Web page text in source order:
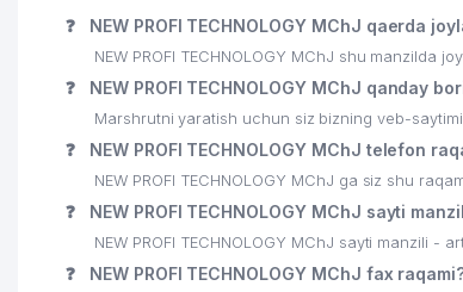
❓ NEW PROFI TECHNOLOGY MChJ qaerda
NEW PROFI TECHNOLOGY MChJ shu manzilda
❓ NEW PROFI TECHNOLOGY MChJ qanday
Marshrutni yaratish uchun siz bizning veb-
❓ NEW PROFI TECHNOLOGY MChJ telefon
NEW PROFI TECHNOLOGY MChJ ga siz shu
❓ NEW PROFI TECHNOLOGY MChJ sayti
NEW PROFI TECHNOLOGY MChJ sayti manzili -
❓ NEW PROFI TECHNOLOGY MChJ fax